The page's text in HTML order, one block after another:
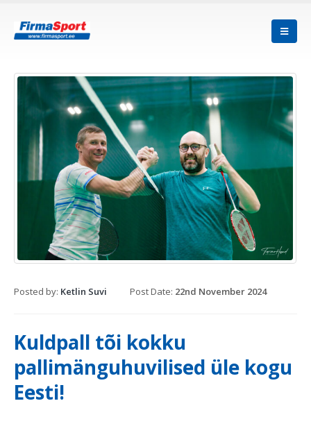
Posted by: Ketlin Suvi Post Date: 22nd November 2024
Kuldpall tõi kokku
pallimänguhuvilised üle kogu
Eesti!